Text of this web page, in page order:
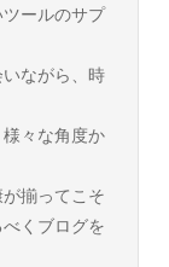
ールのサプ
ながら、時
々な角度か
揃ってこそ
くブログを